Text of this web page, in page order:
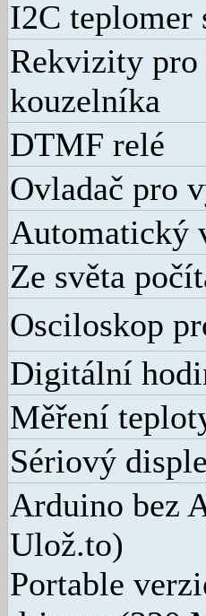
I2C teplomer
Rekvizity
kouzelníka
DTMF relé
Ovladač pro
Automatický
Ze světa
Osciloskop
Digitální
Měření
Sériový
Arduino bez
Ulož.to)
Portable